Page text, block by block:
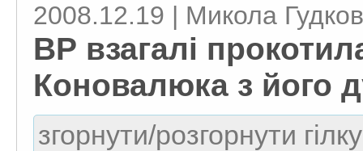
2008.12.19 | Микола
ВР взагалі
Коновалюка з його
згорнути/розгорнути